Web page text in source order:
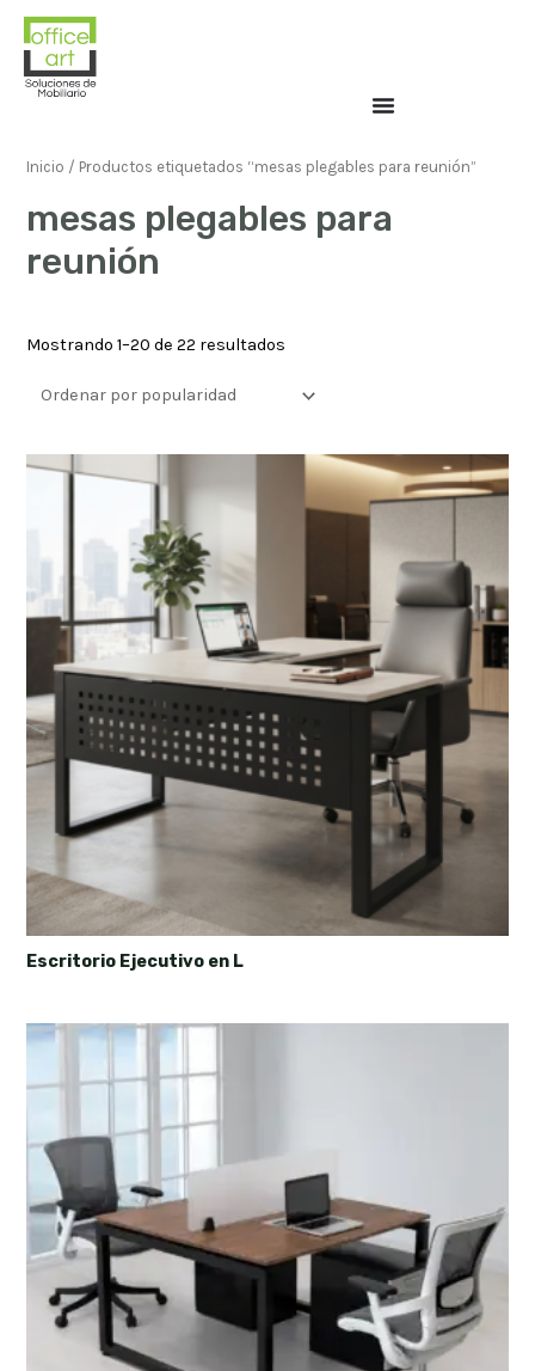
Inicio / Productos etiquetados “mesas plegables para reunión”
mesas plegables para
reunión
Mostrando 1–20 de 22 resultados
Escritorio Ejecutivo en L